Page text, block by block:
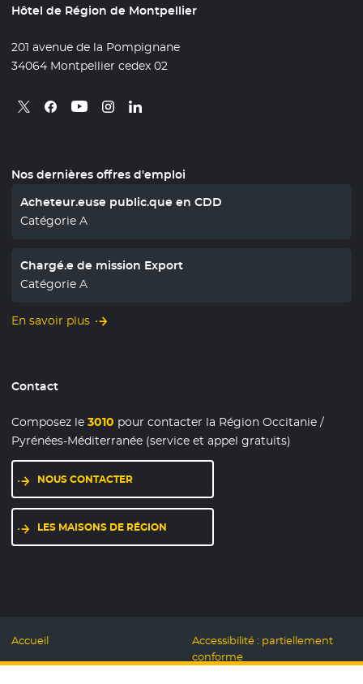
Hôtel de Région de Montpellier
201 avenue de la Pompignane
34064 Montpellier cedex 02
Retrouvez nous sur X
- Nouvelle fenêtre
Retrouvez nous sur Facebook
- Nouvelle fenêtre
Retrouvez nous sur Youtube
- Nouvelle fenêtre
Retrouvez nous sur Instagram
- Nouvelle fenêtre
Retrouvez nous sur Linkedin
- Nouvelle fenêtre
Nos dernières offres d'emploi
Acheteur.euse public.que en CDD
Catégorie A
Chargé.e de mission Export
Catégorie A
En savoir plus
Contact
Composez le3010 pour contacter la Région Occitanie /
Pyrénées-Méditerranée (service et appel gratuits)
NOUS CONTACTER
LES MAISONS DE RÉGION
Accueil
Mentions légales
Accessibilité : partiellement
conforme